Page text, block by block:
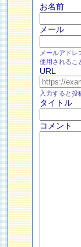
お名前
メール
メールアド
使用されるこ
URL
入力すると投
タイトル
コメント